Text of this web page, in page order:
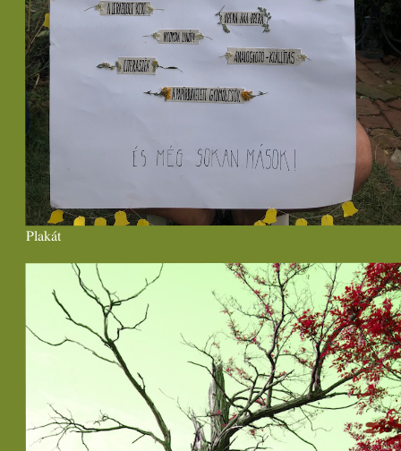
Plakát